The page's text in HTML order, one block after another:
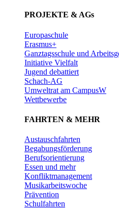
PROJEKTE & AGs
Europaschule
Erasmus+
Ganztagsschule und
Initiative Vielfalt
Jugend debattiert
Schach-AG
Umweltrat am CampusW
Wettbewerbe
FAHRTEN & MEHR
Austauschfahrten
Begabungsförderung
Berufsorientierung
Essen und mehr
Konfliktmanagement
Musikarbeitswoche
Prävention
Schulfahrten